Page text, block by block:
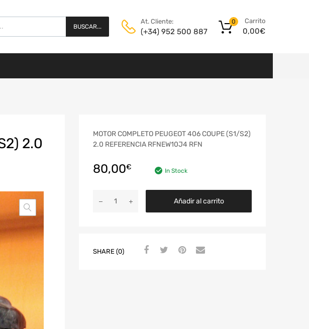
BUSCAR...
At. Cliente:
(+34) 952 500 887
Carrito
0,00€
0
2.0
MOTOR COMPLETO PEUGEOT 406 COUPE (S1/S2)
2.0 REFERENCIA RFNEW10J4 RFN
80,00€ In Stock
Añadir al carrito
SHARE (0)